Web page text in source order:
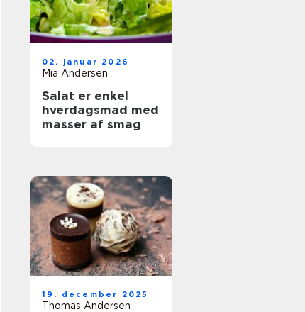
02. januar 2026
Mia Andersen
Salat er enkel
hverdagsmad med
masser af smag
19. december 2025
Thomas Andersen